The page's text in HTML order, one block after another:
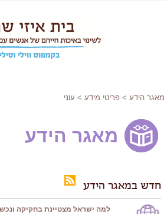
מאגר הידע > פריטי מידע > עוני
מאגר הידע
חדש במאגר הידע
למה ישראל מצטיינת בחקיקה